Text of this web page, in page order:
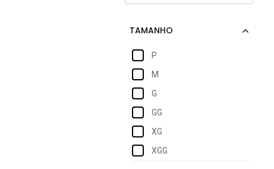
P
M
G
GG
XG
XGG